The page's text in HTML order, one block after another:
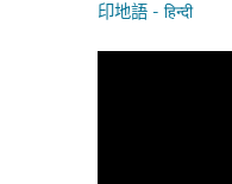
印地語 - हिन्दी